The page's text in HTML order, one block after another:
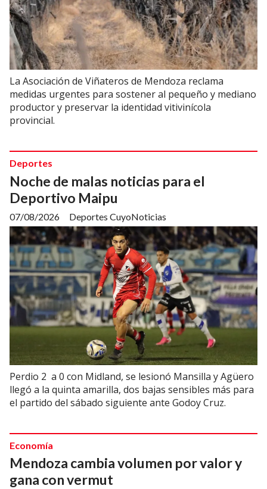
La Asociación de Viñateros de Mendoza reclama
medidas urgentes para sostener al pequeño y mediano
productor y preservar la identidad vitivinícola
provincial.
Noche de malas noticias para el
Deportivo Maipu
Deportes CuyoNoticias
Deportes
07/08/2026
Perdio 2 a 0 con Midland, se lesionó Mansilla y Agüero
llegó a la quinta amarilla, dos bajas sensibles más para
el partido del sábado siguiente ante Godoy Cruz.
Mendoza cambia volumen por valor y
gana con vermut
Economía